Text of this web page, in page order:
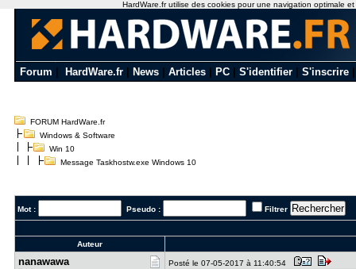
Forum HardWare.fr News Articles PC S'identifier S'inscrire
FORUM HardWare.fr
Windows & Software
Win 10
Message Taskhostw.exe Windows 10
Mot : Pseudo : Filtrer
Auteur
nanawawa Posté le 07-05-2017 à 11:40:54
HardWare.fr utilise des cookies pour une navigation optimale